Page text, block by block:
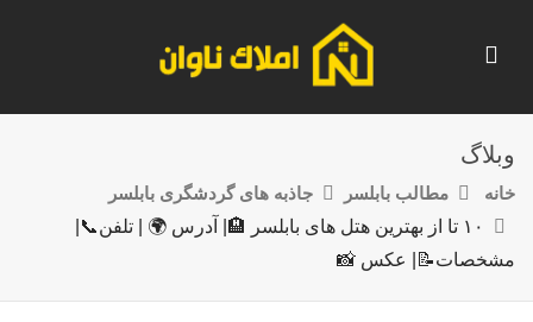
وبلاگ
خانه مطالب بابلسر
جاذبه های گردشگری بابلسر
۱۰ تا از بهترین هتل های بابلسر 🏨| آدرس 🌍 | تلفن📞|
مشخصات📝| عکس 📸